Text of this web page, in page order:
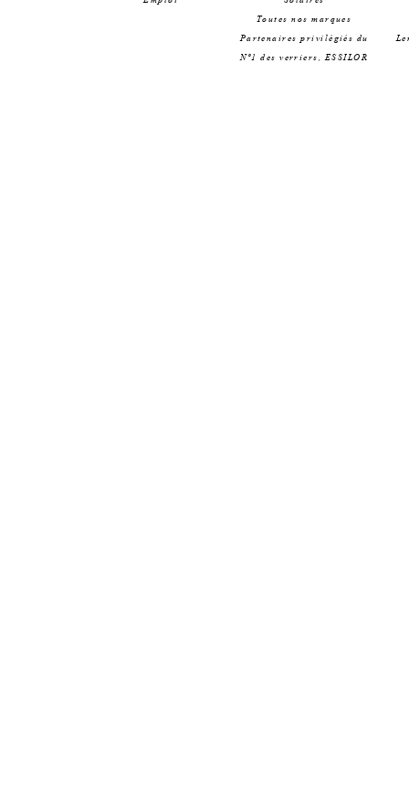
Toutes nos marques
Partenaires privilégiés du
Nº1 des verriers, ESSILOR